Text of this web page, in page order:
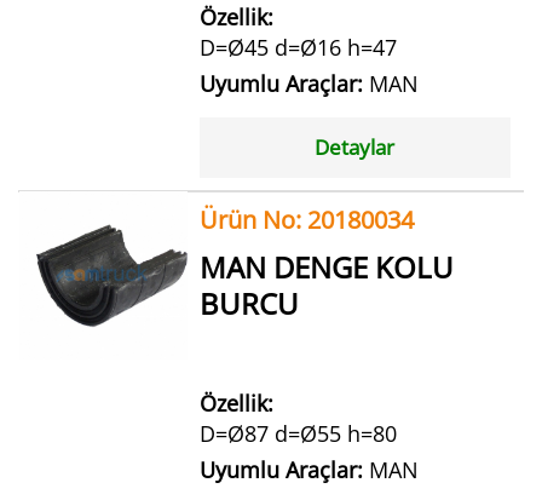
Özellik:
D=Ø45 d=Ø16 h=47
Uyumlu Araçlar: MAN
Detaylar
Ürün No: 20180034
MAN DENGE KOLU
BURCU
Özellik:
D=Ø87 d=Ø55 h=80
Uyumlu Araçlar: MAN